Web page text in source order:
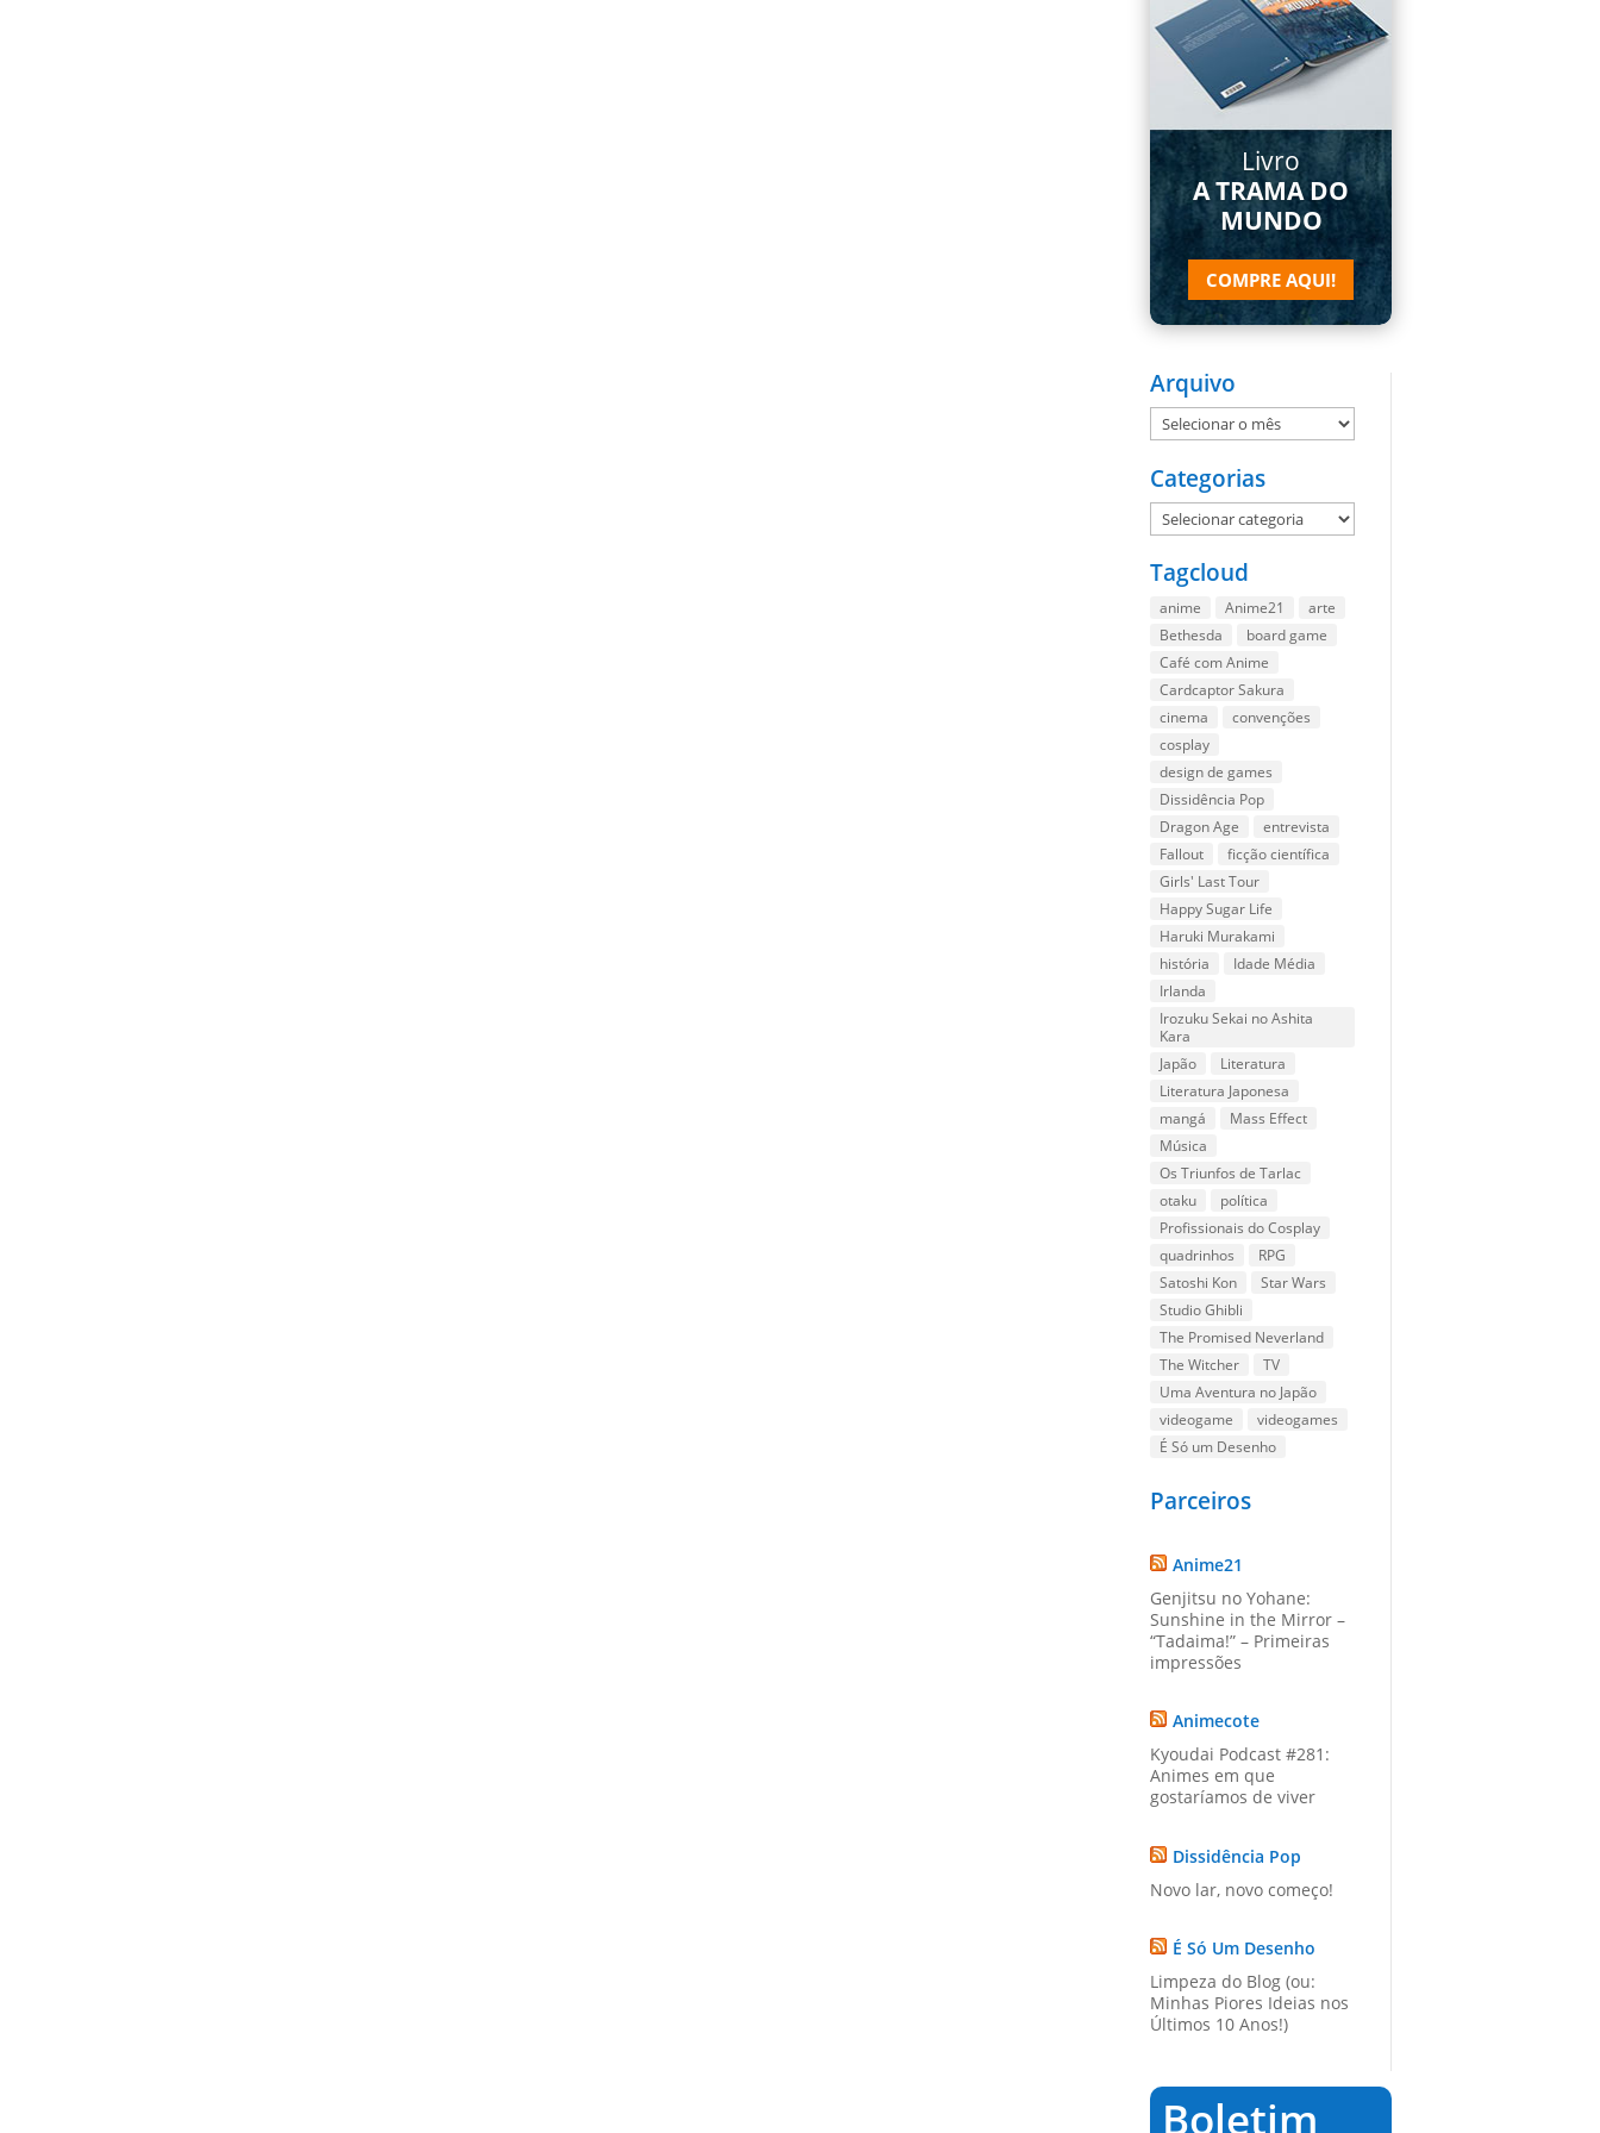
Livro
A TRAMA DO
MUNDO
COMPRE AQUI!
Arquivo
Arquivo
Categorias
Categorias
Tagcloud
anime Anime21
arte
Bethesda
board game
Café com Anime
Cardcaptor Sakura
cinema
convenções
cosplay
design de games
Dissidência Pop
Dragon Age
entrevista
Fallout
ficção científica
Girls' Last Tour
Happy Sugar Life
Haruki Murakami
história
Idade Média
Irlanda
Irozuku Sekai no Ashita
Kara
Japão
Literatura
Literatura Japonesa
mangá
Mass Effect
Música
Os Triunfos de Tarlac
otaku
política
Profissionais do Cosplay
quadrinhos
RPG
Satoshi Kon
Star Wars
Studio Ghibli
The Promised Neverland
The Witcher
TV
Uma Aventura no Japão
videogame
videogames
É Só um Desenho
Parceiros
Anime21
Genjitsu no Yohane:
Sunshine in the Mirror –
“Tadaima!” – Primeiras
impressões
Animecote
Kyoudai Podcast #281:
Animes em que
gostaríamos de viver
Dissidência Pop
Novo lar, novo começo!
É Só Um Desenho
Limpeza do Blog (ou:
Minhas Piores Ideias nos
Últimos 10 Anos!)
Boletim